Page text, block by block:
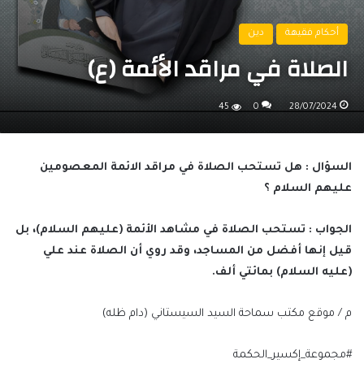
أحكام فقيهة دين
الصلاة في مراقد الأئمة (ع)
28/07/2024
0
45
السؤال : هل تستحب الصلاة في مراقد الائمة المعصومين
عليهم السلام ؟
الجواب : تستحب الصلاة في مشاهد الأئمة (عليهم السلام)، بل
قيل إنها أفضل من المساجد، وقد روي أن الصلاة عند علي
(عليه السلام) بمائتي ألف.
م / موقع مكتب سماحة السيد السيستاني (دام ظله)
#مجموعة_إكسير_الحكمة